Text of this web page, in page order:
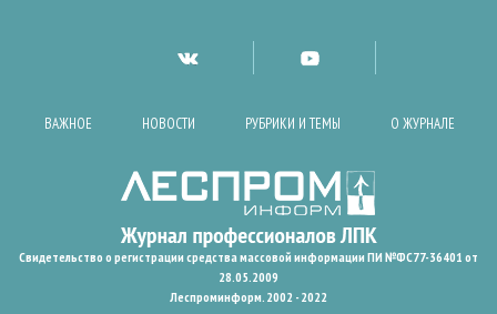
ВАЖНОЕ НОВОСТИ РУБРИКИ И ТЕМЫ О ЖУРНАЛЕ
Свидетельство о регистрации средства массовой информации ПИ №ФС77-36401 от
28.05.2009
Леспроминформ. 2002 - 2022